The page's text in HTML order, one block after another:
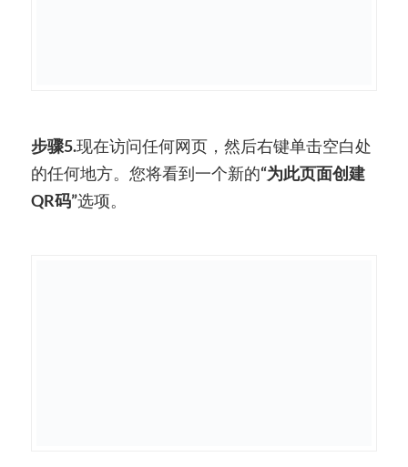
步骤5.现在访问任何网页，然后右键单击空白处
的任何地方。您将看到一个新的“为此页面创建
QR码”选项。